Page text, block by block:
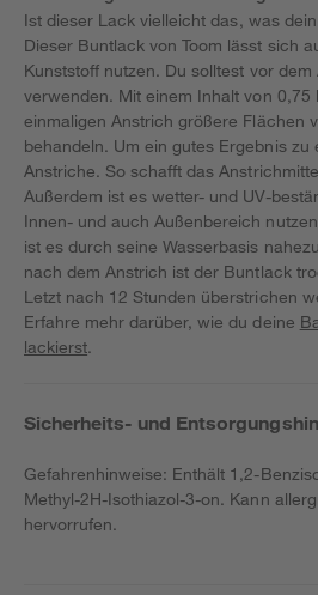
Ist dieser Lack vielleicht das, was
Dieser Buntlack von Toom lässt sich
Kunststoff nutzen. Du solltest vor
verwenden. Mit einem Inhalt von 0,75
einmaligen Anstrich größere Flächen
behandeln. Um ein gutes Ergebnis zu
Anstriche. So schafft das
Außerdem ist es wetter- und UV-
Innen- und auch Außenbereich
ist es durch seine Wasserbasis
nach dem Anstrich ist der Buntlack
Letzt nach 12 Stunden überstrichen
Erfahre mehr darüber, wie du deine
lackierst.
Sicherheits- und
Gefahrenhinweise: Enthält 1,2-
Methyl-2H-Isothiazol-3-on. Kann
hervorrufen.